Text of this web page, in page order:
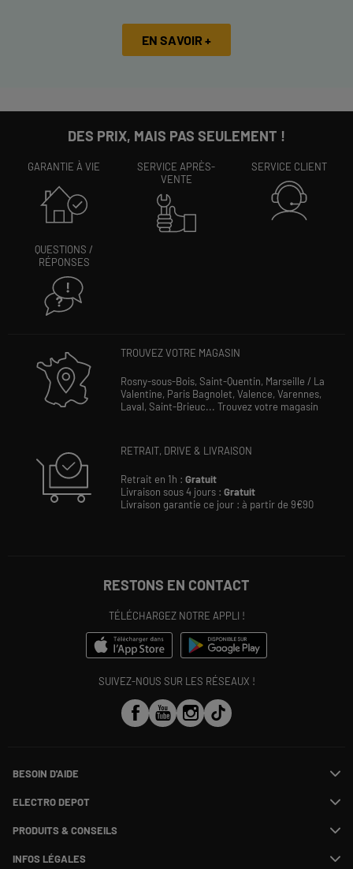
EN SAVOIR +
DES PRIX, MAIS PAS SEULEMENT !
GARANTIE À VIE
SERVICE APRÈS-
VENTE
SERVICE CLIENT
QUESTIONS /
RÉPONSES
TROUVEZ VOTRE MAGASIN
Rosny-sous-Bois, Saint-Quentin, Marseille / La
Valentine, Paris Bagnolet, Valence, Varennes,
Laval, Saint-Brieuc... Trouvez votre magasin
RETRAIT, DRIVE & LIVRAISON
Retrait en 1h : Gratuit
Livraison sous 4 jours : Gratuit
Livraison garantie ce jour : à partir de 9€90
RESTONS EN CONTACT
TÉLÉCHARGEZ NOTRE APPLI !
SUIVEZ-NOUS SUR LES RÉSEAUX !
BESOIN D'AIDE
Suivre ma commande
SAV
Payer en plusieurs fois
Information phishing
ELECTRO DEPOT
Rejoignez-nous !
PRODUITS & CONSEILS
Nos marques
Les avis du site
INFOS LÉGALES